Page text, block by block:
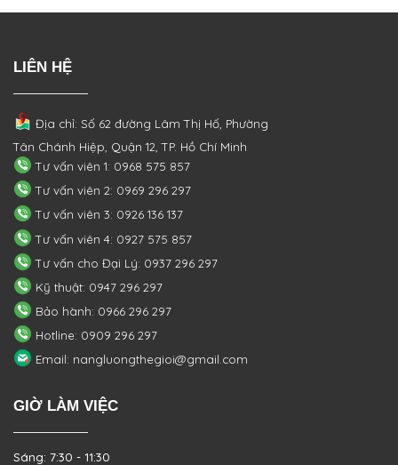
LIÊN HỆ
Địa chỉ: Số 62 đường Lâm Thị Hố, Phường
Tân Chánh Hiệp, Quận 12, TP. Hồ Chí Minh
Tư vấn viên 1: 0968 575 857
Tư vấn viên 2: 0969 296 297
Tư vấn viên 3: 0926 136 137
Tư vấn viên 4: 0927 575 857
Tư vấn cho Đại Lý: 0937 296 297
Kỹ thuật: 0947 296 297
Bảo hành: 0966 296 297
Hotline: 0909 296 297
Email: nangluongthegioi@gmail.com
GIỜ LÀM VIỆC
Sáng: 7:30 - 11:30